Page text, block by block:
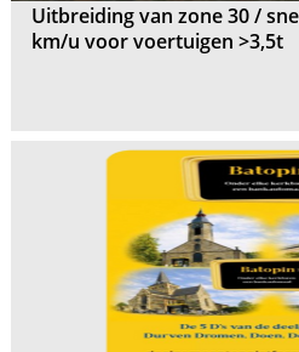
Uitbreiding van zone 30 /
km/u voor voertuigen >3,5t